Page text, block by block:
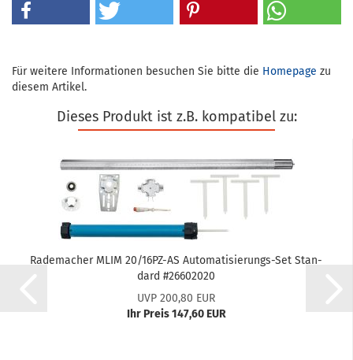
Für weitere Informationen besuchen Sie bitte die Homepage zu
diesem Artikel.
Dieses Produkt ist z.B. kompatibel zu:
Ra­de­ma­cher MLIM 20/16PZ-​AS Automatisierungs-​​Set Stan­
dard #26602020
UVP 200,80 EUR
Ihr Preis 147,60 EUR